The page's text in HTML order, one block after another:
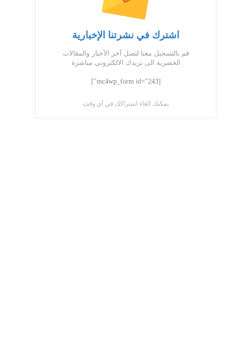
اشترك في نشرتنا الإخبارية
قم بالتسجيل معنا لتصل آخر الأخبار والمقالات
الحصرية الى بريدك الالكتروني مباشرة
[mc4wp_form id="243"]
يمكنك الغاء اشتراكك في أي وقت